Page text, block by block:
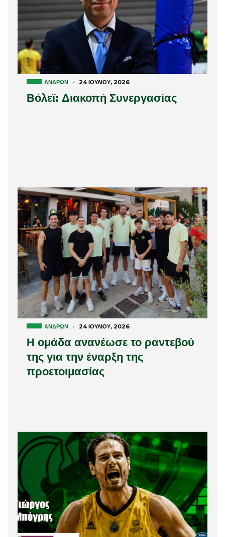
ΑΝΔΡΏΝ · 24 ΙΟΥΛΊΟΥ, 2026
Βόλεϊ: Διακοπή Συνεργασίας
ΑΝΔΡΏΝ · 24 ΙΟΥΛΊΟΥ, 2026
Η ομάδα ανανέωσε το ραντεβού
της για την έναρξη της
προετοιμασίας